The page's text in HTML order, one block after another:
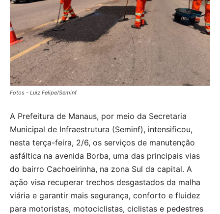
Fotos - Luiz Felipe/Seminf
A Prefeitura de Manaus, por meio da Secretaria
Municipal de Infraestrutura (Seminf), intensificou,
nesta terça-feira, 2/6, os serviços de manutenção
asfáltica na avenida Borba, uma das principais vias
do bairro Cachoeirinha, na zona Sul da capital. A
ação visa recuperar trechos desgastados da malha
viária e garantir mais segurança, conforto e fluidez
para motoristas, motociclistas, ciclistas e pedestres